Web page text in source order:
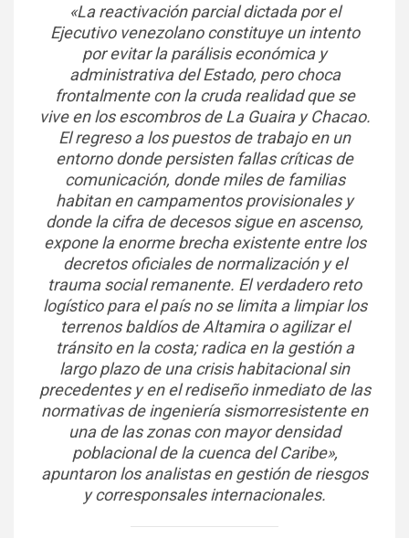
«La reactivación parcial dictada por el
Ejecutivo venezolano constituye un intento
por evitar la parálisis económica y
administrativa del Estado, pero choca
frontalmente con la cruda realidad que se
vive en los escombros de La Guaira y Chacao.
El regreso a los puestos de trabajo en un
entorno donde persisten fallas críticas de
comunicación, donde miles de familias
habitan en campamentos provisionales y
donde la cifra de decesos sigue en ascenso,
expone la enorme brecha existente entre los
decretos oficiales de normalización y el
trauma social remanente. El verdadero reto
logístico para el país no se limita a limpiar los
terrenos baldíos de Altamira o agilizar el
tránsito en la costa; radica en la gestión a
largo plazo de una crisis habitacional sin
precedentes y en el rediseño inmediato de las
normativas de ingeniería sismorresistente en
una de las zonas con mayor densidad
poblacional de la cuenca del Caribe»,
apuntaron los analistas en gestión de riesgos
y corresponsales internacionales.